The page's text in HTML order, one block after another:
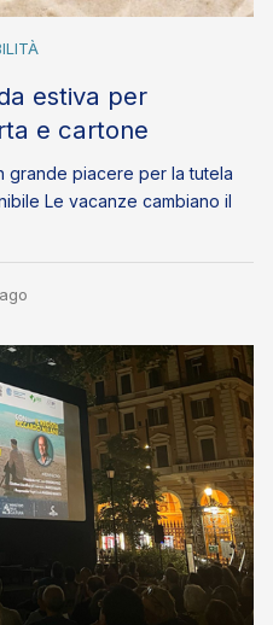
estiva per
e cartone
grande piacere per la tutela
Le vacanze cambiano il